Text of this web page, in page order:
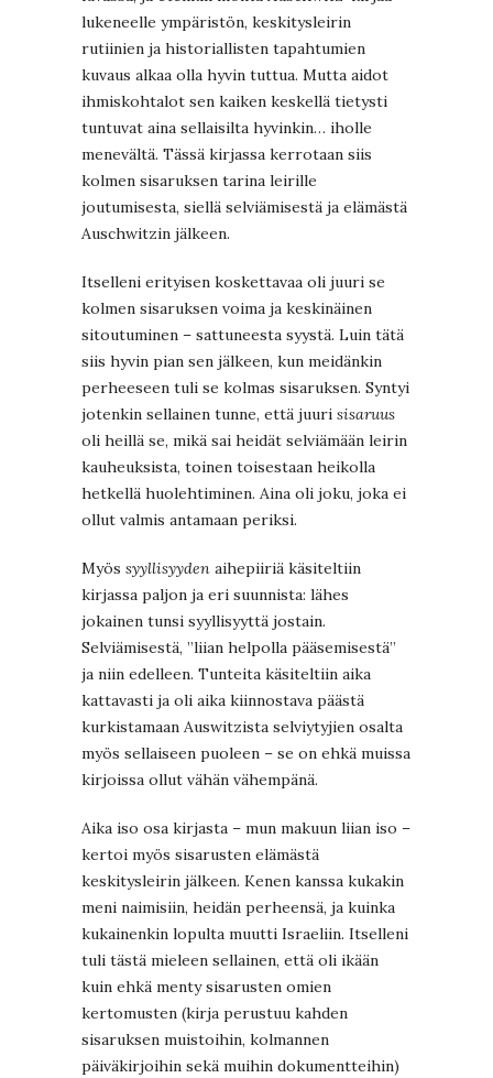
lukeneelle ympäristön, keskitysleirin
rutiinien ja historiallisten tapahtumien
kuvaus alkaa olla hyvin tuttua. Mutta aidot
ihmiskohtalot sen kaiken keskellä tietysti
tuntuvat aina sellaisilta hyvinkin… iholle
menevältä. Tässä kirjassa kerrotaan siis
kolmen sisaruksen tarina leirille
joutumisesta, siellä selviämisestä ja elämästä
Auschwitzin jälkeen.
Itselleni erityisen koskettavaa oli juuri se
kolmen sisaruksen voima ja keskinäinen
sitoutuminen – sattuneesta syystä. Luin tätä
siis hyvin pian sen jälkeen, kun meidänkin
perheeseen tuli se kolmas sisaruksen. Syntyi
jotenkin sellainen tunne, että juuri sisaruus
oli heillä se, mikä sai heidät selviämään leirin
kauheuksista, toinen toisestaan heikolla
hetkellä huolehtiminen. Aina oli joku, joka ei
ollut valmis antamaan periksi.
Myös syyllisyyden aihepiiriä käsiteltiin
kirjassa paljon ja eri suunnista: lähes
jokainen tunsi syyllisyyttä jostain.
Selviämisestä, ”liian helpolla pääsemisestä”
ja niin edelleen. Tunteita käsiteltiin aika
kattavasti ja oli aika kiinnostava päästä
kurkistamaan Auswitzista selviytyjien osalta
myös sellaiseen puoleen – se on ehkä muissa
kirjoissa ollut vähän vähempänä.
Aika iso osa kirjasta – mun makuun liian iso –
kertoi myös sisarusten elämästä
keskitysleirin jälkeen. Kenen kanssa kukakin
meni naimisiin, heidän perheensä, ja kuinka
kukainenkin lopulta muutti Israeliin. Itselleni
tuli tästä mieleen sellainen, että oli ikään
kuin ehkä menty sisarusten omien
kertomusten (kirja perustuu kahden
sisaruksen muistoihin, kolmannen
päiväkirjoihin sekä muihin dokumentteihin)